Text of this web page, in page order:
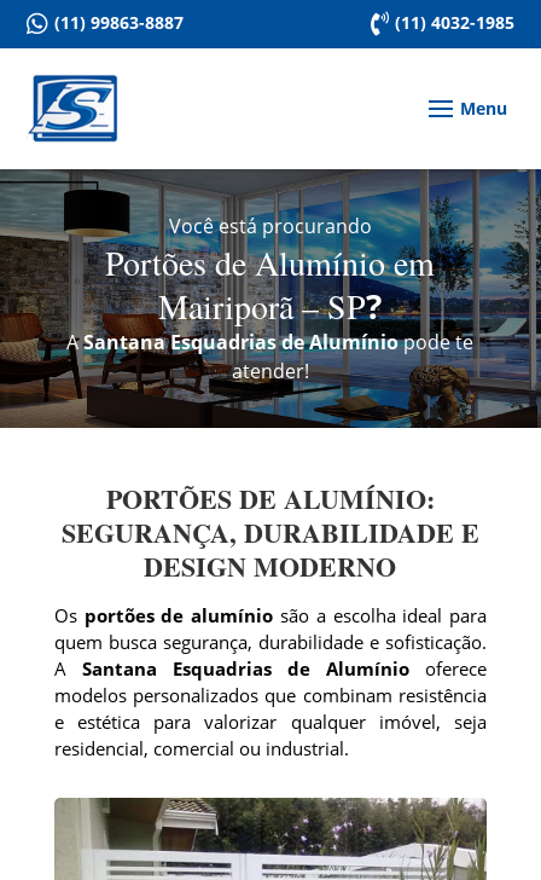
 (11) 99863-8887  (11) 4032-1985
Você está procurando
Portões de Alumínio em
Mairiporã – SP?
ASantana Esquadrias de Alumíniopode te
atender!
PORTÕES DE ALUMÍNIO:
SEGURANÇA, DURABILIDADE E
DESIGN MODERNO
Os portões de alumínio são a escolha ideal para
quem busca segurança, durabilidade e sofisticação.
A Santana Esquadrias de Alumínio oferece
modelos personalizados que combinam resistência
e estética para valorizar qualquer imóvel, seja
residencial, comercial ou industrial.